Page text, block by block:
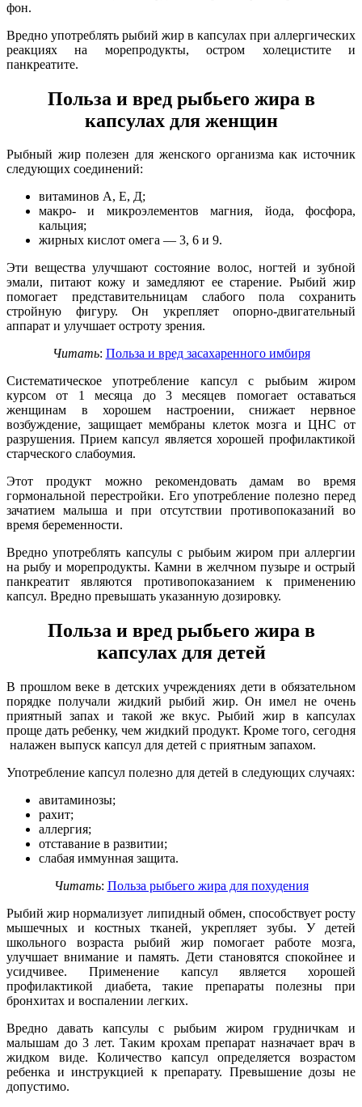
фон.
Вредно употреблять рыбий жир в капсулах при аллергических
реакциях на морепродукты, остром холецистите и
панкреатите.
Польза и вред рыбьего жира в
капсулах для женщин
Рыбный жир полезен для женского организма как источник
следующих соединений:
витаминов А, Е, Д;
макро- и микроэлементов магния, йода, фосфора,
кальция;
жирных кислот омега — 3, 6 и 9.
Эти вещества улучшают состояние волос, ногтей и зубной
эмали, питают кожу и замедляют ее старение. Рыбий жир
помогает представительницам слабого пола сохранить
стройную фигуру. Он укрепляет опорно-двигательный
аппарат и улучшает остроту зрения.
Читать: Польза и вред засахаренного имбиря
Систематическое употребление капсул с рыбьим жиром
курсом от 1 месяца до 3 месяцев помогает оставаться
женщинам в хорошем настроении, снижает нервное
возбуждение, защищает мембраны клеток мозга и ЦНС от
разрушения. Прием капсул является хорошей профилактикой
старческого слабоумия.
Этот продукт можно рекомендовать дамам во время
гормональной перестройки. Его употребление полезно перед
зачатием малыша и при отсутствии противопоказаний во
время беременности.
Вредно употреблять капсулы с рыбьим жиром при аллергии
на рыбу и морепродукты. Камни в желчном пузыре и острый
панкреатит являются противопоказанием к применению
капсул. Вредно превышать указанную дозировку.
Польза и вред рыбьего жира в
капсулах для детей
В прошлом веке в детских учреждениях дети в обязательном
порядке получали жидкий рыбий жир. Он имел не очень
приятный запах и такой же вкус. Рыбий жир в капсулах
проще дать ребенку, чем жидкий продукт. Кроме того, сегодня
налажен выпуск капсул для детей с приятным запахом.
Употребление капсул полезно для детей в следующих случаях:
авитаминозы;
рахит;
аллергия;
отставание в развитии;
слабая иммунная защита.
Читать: Польза рыбьего жира для похудения
Рыбий жир нормализует липидный обмен, способствует росту
мышечных и костных тканей, укрепляет зубы. У детей
школьного возраста рыбий жир помогает работе мозга,
улучшает внимание и память. Дети становятся спокойнее и
усидчивее. Применение капсул является хорошей
профилактикой диабета, такие препараты полезны при
бронхитах и воспалении легких.
Вредно давать капсулы с рыбьим жиром грудничкам и
малышам до 3 лет. Таким крохам препарат назначает врач в
жидком виде. Количество капсул определяется возрастом
ребенка и инструкцией к препарату. Превышение дозы не
допустимо.